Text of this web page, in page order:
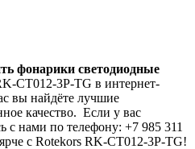
фонарики светодиодные
CT012-3P-TG в интернет-
вы найдёте лучшие
качество. Если у вас
с нами по телефону: +7 985 311
с Rotekors RK-CT012-3P-TG!